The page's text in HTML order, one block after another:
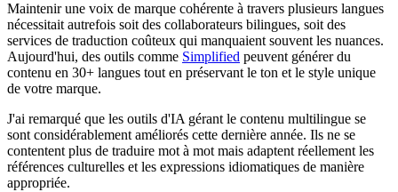
Maintenir une voix de marque cohérente à travers plusieurs langues
nécessitait autrefois soit des collaborateurs bilingues, soit des
services de traduction coûteux qui manquaient souvent les nuances.
Aujourd'hui, des outils comme Simplified peuvent générer du
contenu en 30+ langues tout en préservant le ton et le style unique
de votre marque.
J'ai remarqué que les outils d'IA gérant le contenu multilingue se
sont considérablement améliorés cette dernière année. Ils ne se
contentent plus de traduire mot à mot mais adaptent réellement les
références culturelles et les expressions idiomatiques de manière
appropriée.